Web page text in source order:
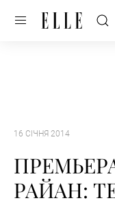
16 СІЧНЯ 2014
РАЙАН: